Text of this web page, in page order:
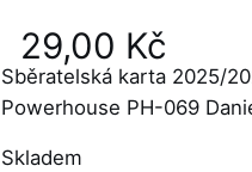
29,00 Kč
Sběratelská karta 2025/
Powerhouse PH-069
Skladem